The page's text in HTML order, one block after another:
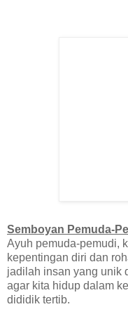
Semboyan Pemuda-
Ayuh pemuda-pemudi,
kepentingan diri dan
jadilah insan yang unik
agar kita hidup dalam
dididik tertib.